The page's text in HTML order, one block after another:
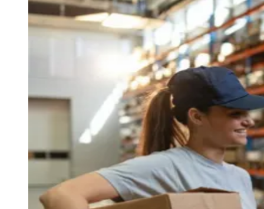
MutingaJardim ParaísoJardim PaulistaJardim Reginalice
Jardim São
Jardim São PedroJardim São SilvestreJardim Silveira
Jardim
Jardim Tupanci MutingaNova AldeinhaOsasco Parque dos
Parque ImperialParque Santa Luzia Parque VianaPirapora
Santana de
Vale do Sol Vila BarrosVila Boa VistaVila
Vila MárciaVila Nossa Sra. da
Anuncie no Portal
Guia de Empresas
Divulgar VagasNovo
Publicidade Legal
Negócios Regionais
Segurança Regional
Hospitais Estaduais
Parques & Represas